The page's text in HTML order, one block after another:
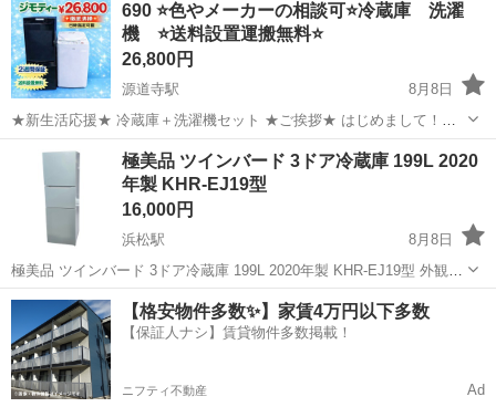
690 ⭐️色やメーカーの相談可⭐️冷蔵庫 洗濯
機 ⭐️送料設置運搬無料⭐️
26,800円
源道寺駅
8月8日
★新生活応援★ 冷蔵庫＋洗濯機セット ★ご挨拶★ はじめまして！
【冷蔵庫・洗濯機セット専門店】です！ 年間 3000台以上販売実績 の
ある人気セットです。 新生活を始める ・学生さん ・社会人 ・単身赴
任 ・カッ...
静岡 富士宮市 源道寺駅 キッチン家電 セット
極美品 ツインバード 3ドア冷蔵庫 199L 2020
年製 KHR-EJ19型
16,000円
浜松駅
8月8日
極美品 ツインバード 3ドア冷蔵庫 199L 2020年製 KHR-EJ19型 外観・
内観ともに目立つ傷や汚れ、凹みはなく、非常に綺麗な状態です。 嫌
なニオイやパッキンのカビ等もございません。 動作確認済み。 冷却機
能な...
静岡 浜松市 浜松駅 キッチン家電
【格安物件多数✨】家賃4万円以下多数
【保証人ナシ】賃貸物件多数掲載！
ニフティ不動産 Ad